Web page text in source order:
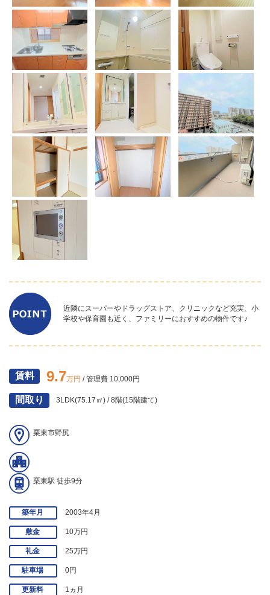
近隣にスーパーやドラッグストア、クリニックなど充実、小
学校や保育園も近く、ファミリーにおすすめの物件です♪
賃料 9.7万円 / 管理費 10,000円
間取り 3LDK(75.17㎡) / 8階(15階建て)
栗東市野尻
栗東駅 徒歩9分
築年月 2003年4月
敷金 10万円
礼金 25万円
駐車場 0円
更新料 1ヵ月